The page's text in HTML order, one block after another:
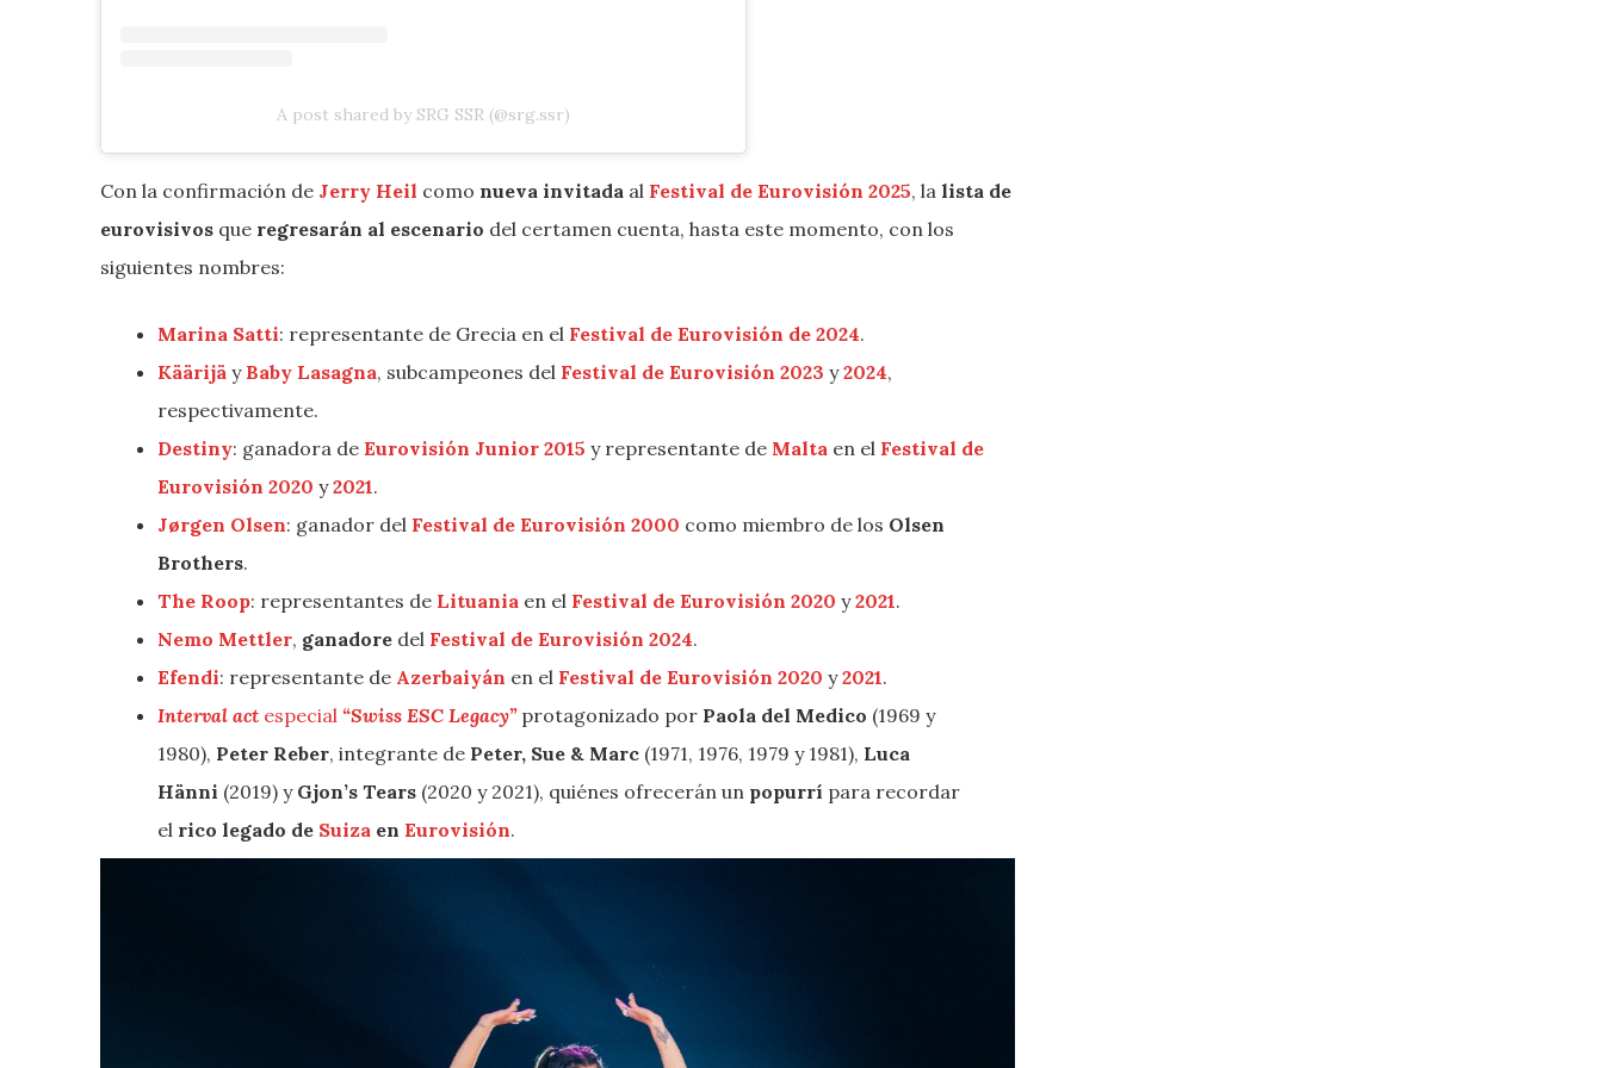
A post shared by SRG SSR (@srg.ssr)
Con la confirmación de Jerry Heil como nueva invitada al Festival de Eurovisión 2025, la lista de
eurovisivos que regresarán al escenario del certamen cuenta, hasta este momento, con los
siguientes nombres:
Marina Satti: representante de Grecia en el Festival de Eurovisión de 2024.
Käärijä y Baby Lasagna, subcampeones del Festival de Eurovisión 2023 y2024,
respectivamente.
Destiny: ganadora de Eurovisión Junior 2015 y representante de Malta en el Festival de
Eurovisión 2020 y2021.
Jørgen Olsen: ganador del Festival de Eurovisión 2000 como miembro de los Olsen
Brothers.
The Roop: representantes de Lituania en el Festival de Eurovisión 2020 y2021.
Nemo Mettler, ganadore del Festival de Eurovisión 2024.
Efendi: representante de Azerbaiyán en el Festival de Eurovisión 2020 y2021.
Interval act especial “Swiss ESC Legacy”protagonizado por Paola del Medico (1969 y
1980), Peter Reber, integrante de Peter, Sue & Marc (1971, 1976, 1979 y 1981), Luca
Hänni (2019) y Gjon’s Tears (2020 y 2021), quiénes ofrecerán un popurrí para recordar
el rico legado de Suiza en Eurovisión.